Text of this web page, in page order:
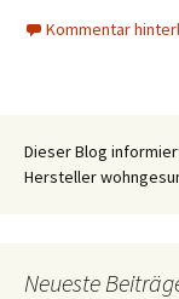
Kommentar
Dieser Blog
Hersteller
Neueste